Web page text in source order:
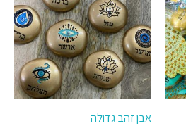
אבן זהב גדולה
יש
מספר
סוגים.
ניתן
לבחור
את